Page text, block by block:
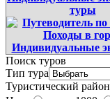
Поиск туров
Тип тура
Туристический район